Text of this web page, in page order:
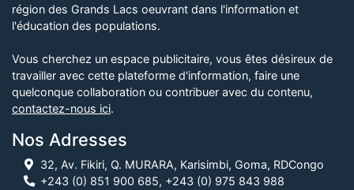
région des Grands Lacs oeuvrant dans l'information et
l'éducation des populations.
Vous cherchez un espace publicitaire, vous êtes désireux de
travailler avec cette plateforme d'information, faire une
quelconque collaboration ou contribuer avec du contenu,
contactez-nous ici.
Nos Adresses
32, Av. Fikiri, Q. MURARA, Karisimbi, Goma, RDCongo
+243 (0) 851 900 685, +243 (0) 975 843 988